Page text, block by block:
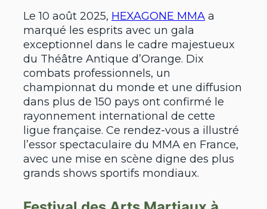
Le 10 août 2025, HEXAGONE MMA a
marqué les esprits avec un gala
exceptionnel dans le cadre majestueux
du Théâtre Antique d’Orange. Dix
combats professionnels, un
championnat du monde et une diffusion
dans plus de 150 pays ont confirmé le
rayonnement international de cette
ligue française. Ce rendez-vous a illustré
l’essor spectaculaire du MMA en France,
avec une mise en scène digne des plus
grands shows sportifs mondiaux.